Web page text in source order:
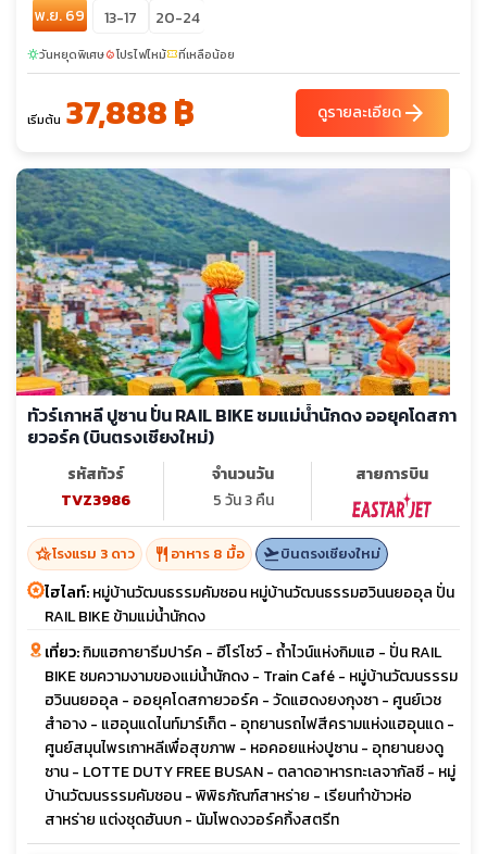
พ.ย. 69 13-17 20-24
sunnyวันหยุดพิเศษlocal_fire_departmentโปรไฟไหม้confirmation_numberที่เหลือน้อย
เริ่มต้น 37,888 ฿ ดูรายละเอียดarrow_forward
ทัวร์เกาหลี ปูซาน ปั่น RAIL BIKE ชมแม่น้ำนักดง ออยุคโดสกา
ยวอร์ค (บินตรงเชียงใหม่)
รหัสทัวร์
TVZ3986
จำนวนวัน
5 วัน 3 คืน
สายการบิน
hotel_classโรงแรม 3 ดาว restaurant อาหาร 8 มื้อ flight_takeoffบินตรงเชียงใหม่
ไฮไลท์:หมู่บ้านวัฒนธรรมคัมชอน หมู่บ้านวัฒนธรรมฮวินนยออุล ปั่น
RAIL BIKE ข้ามแม่น้ำนักดง
เที่ยว:กิมแฮกายารีมปาร์ค - ฮีโร่โชว์ - ถ้ำไวน์แห่งกิมแฮ - ปั่น RAIL
BIKE ชมความงามของแม่น้ำนักดง - Train Café - หมู่บ้านวัฒนรรรม
ฮวินนยออุล - ออยุคโดสกายวอร์ค - วัดแฮดงยงกุงซา - ศูนย์เวช
สำอาง - แฮอุนแดไนท์มาร์เก็ต - อุทยานรถไฟสีครามแห่งแฮอุนแด -
ศูนย์สมุนไพรเกาหลีเพื่อสุขภาพ - หอคอยแห่งปูซาน - อุทยานยงดู
ซาน - LOTTE DUTY FREE BUSAN - ตลาดอาหารทะเลจากัลซี - หมู่
บ้านวัฒนรรรมคัมชอน - พิพิธภัณฑ์สาหร่าย - เรียนทำข้าวห่อ
สาหร่าย แต่งชุดฮันบก - นัมโพดงวอร์คกิ้งสตรีท